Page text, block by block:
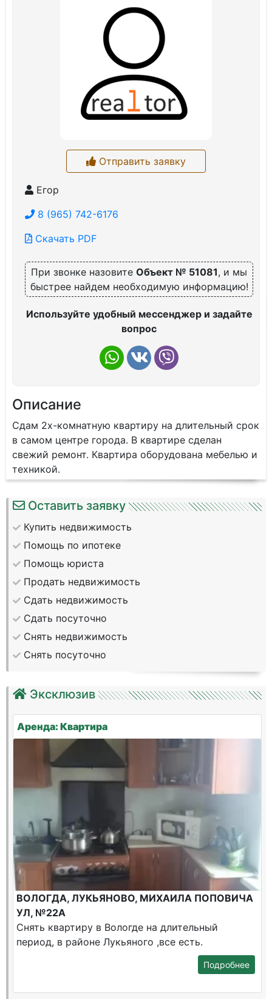
Отправить заявку
Егор
8 (965) 742-6176
Скачать PDF
При звонке назовите Объект № 51081, и мы
быстрее найдем необходимую информацию!
Используйте удобный мессенджер и задайте
вопрос
Описание
Сдам 2х-комнатную квартиру на длительный срок
в самом центре города. В квартире сделан
свежий ремонт. Квартира оборудована мебелью и
техникой.
Оставить заявку
Купить недвижимость
Помощь по ипотеке
Помощь юриста
Продать недвижимость
Сдать недвижимость
Сдать посуточно
Снять недвижимость
Снять посуточно
Эксклюзив
Аренда: Квартира
ВОЛОГДА, ЛУКЬЯНОВО, МИХАИЛА ПОПОВИЧА
УЛ, №22А
Снять квартиру в Вологде на длительный
период, в районе Лукьяного ,все есть.
Подробнее